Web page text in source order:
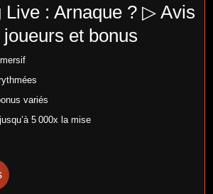
Live : Arnaque ? ▷ Avis
joueurs et bonus
variés
5 000x la mise